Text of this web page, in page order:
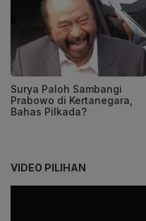
Surya Paloh Sambangi
Prabowo di Kertanegara,
Bahas Pilkada?
VIDEO PILIHAN